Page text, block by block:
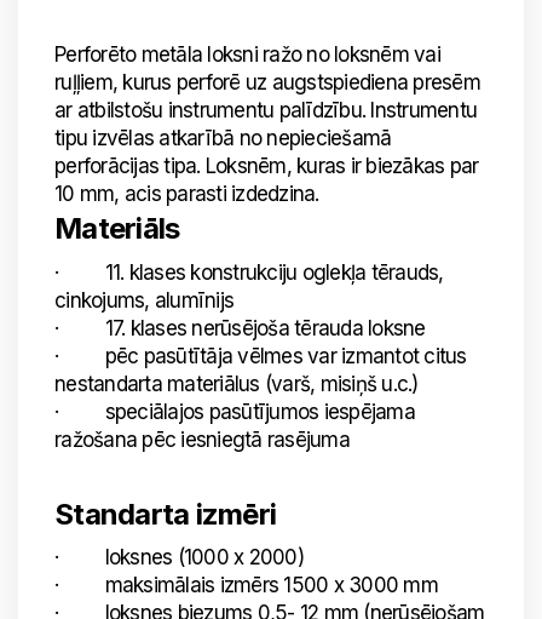
Perforēto metāla loksni ražo no loksnēm vai
ruļļiem, kurus perforē uz augstspiediena presēm
ar atbilstošu instrumentu palīdzību. Instrumentu
tipu izvēlas atkarībā no nepieciešamā
perforācijas tipa. Loksnēm, kuras ir biezākas par
10 mm, acis parasti izdedzina.
Materiāls
· 11. klases konstrukciju oglekļa tērauds,
cinkojums, alumīnijs
· 17. klases nerūsējoša tērauda loksne
· pēc pasūtītāja vēlmes var izmantot citus
nestandarta materiālus (varš, misiņš u.c.)
· speciālajos pasūtījumos iespējama
ražošana pēc iesniegtā rasējuma
Standarta izmēri
· loksnes (1000 x 2000)
· maksimālais izmērs 1500 x 3000 mm
· loksnes biezums 0,5- 12 mm (nerūsējošam